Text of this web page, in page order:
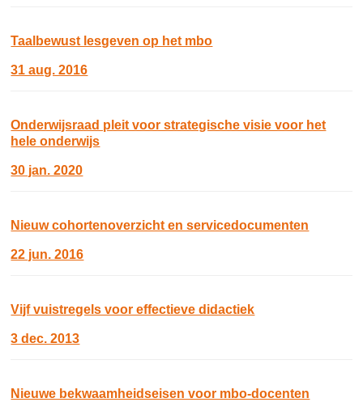
Taalbewust lesgeven op het mbo
31 aug. 2016
Onderwijsraad pleit voor strategische visie voor het
hele onderwijs
30 jan. 2020
Nieuw cohortenoverzicht en servicedocumenten
22 jun. 2016
Vijf vuistregels voor effectieve didactiek
3 dec. 2013
Nieuwe bekwaamheidseisen voor mbo-docenten